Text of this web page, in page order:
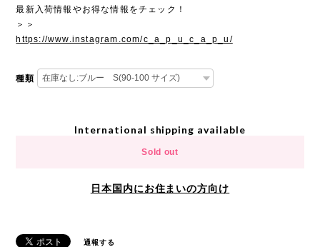
最新入荷情報やお得な情報をチェック！
＞＞
https://www.instagram.com/c_a_p_u_c_a_p_u/
種類
International shipping available
Sold out
日本国内にお住まいの方向け
通報する